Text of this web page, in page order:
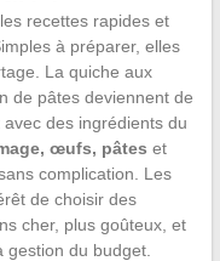
recettes rapides et
à préparer, elles
La quiche aux
de pâtes deviennent de
des ingrédients du
œufs, pâtes et
complication. Les
de choisir des
cher, plus goûteux, et
du budget.